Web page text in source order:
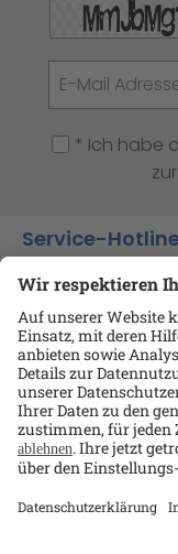
* Ich habe
Service-
Shop-Service
Informationen
Ansprechpartner